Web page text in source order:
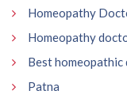
Homeopathy
Homeopathy
Best
Patna